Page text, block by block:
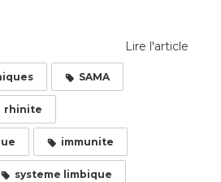
Lire l'article
SAMA
rhinite
immunite
systeme limbique